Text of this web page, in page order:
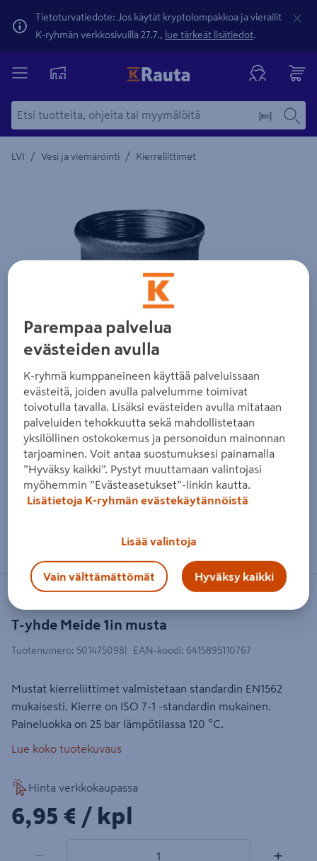
Tietoturvatiedote: Jos käytät kryptolompakkoa ja vierailit
K-ryhmän verkkosivuilla 27.7., lue tärkeät lisätiedot.
LVI / Vesi ja viemäröinti / Kierreliittimet
Yksityiskohtainen kuvaus löytyy Tuotteen kuvaus -
T-yhde Meide 1in musta
Tuotenumero: 501475098 EAN-koodi: 6415895110767
Mustat kierreliittimet valmistetaan standardin EN1562
mukaisesti. Kierre on ISO 7-1 -standardin mukainen.
Paineluokka on 25 bar lämpötilassa 120 °C.
Lue koko tuotekuvaus
Hinta verkkokaupassa
6,95€/kpl
6,95 € / kpl
− +
Parempaa palvelua
evästeiden avulla
K-ryhmä kumppaneineen käyttää palveluissaan
evästeitä, joiden avulla palvelumme toimivat
toivotulla tavalla. Lisäksi evästeiden avulla mitataan
palveluiden tehokkuutta sekä mahdollistetaan
yksilöllinen ostokokemus ja personoidun mainonnan
tarjoaminen. Voit antaa suostumuksesi painamalla
”Hyväksy kaikki”. Pystyt muuttamaan valintojasi
myöhemmin ”Evästeasetukset”-linkin kautta.
Lisätietoja K-ryhmän evästekäytännöistä
Lisää valintoja
Vain välttämättömät Hyväksy kaikki